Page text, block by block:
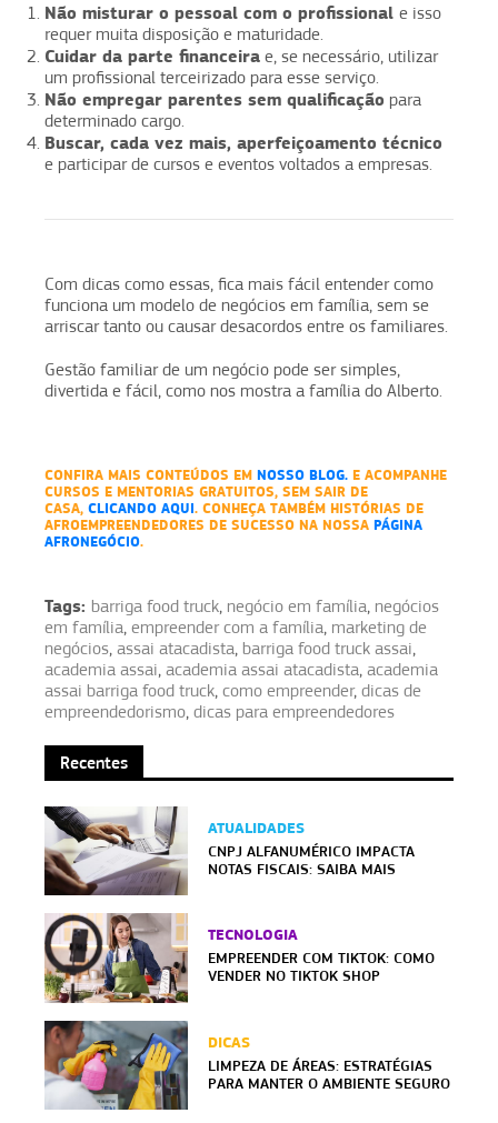
Não misturar o pessoal com o profissional e isso
requer muita disposição e maturidade.
Cuidar da parte financeira e, se necessário, utilizar
um profissional terceirizado para esse serviço.
Não empregar parentes sem qualificação para
determinado cargo.
Buscar, cada vez mais, aperfeiçoamento técnico
e participar de cursos e eventos voltados a empresas.
Com dicas como essas, fica mais fácil entender como
funciona um modelo de negócios em família, sem se
arriscar tanto ou causar desacordos entre os familiares.
Gestão familiar de um negócio pode ser simples,
divertida e fácil, como nos mostra a família do Alberto.
CONFIRA MAIS CONTEÚDOS EM NOSSO BLOG. E ACOMPANHE
CURSOS E MENTORIAS GRATUITOS, SEM SAIR DE
CASA, CLICANDO AQUI. CONHEÇA TAMBÉM HISTÓRIAS DE
AFROEMPREENDEDORES DE SUCESSO NA NOSSA PÁGINA
AFRONEGÓCIO.
Tags: barriga food truck, negócio em família, negócios
em família, empreender com a família, marketing de
negócios, assai atacadista, barriga food truck assai,
academia assai, academia assai atacadista, academia
assai barriga food truck, como empreender, dicas de
empreendedorismo, dicas para empreendedores
Recentes
ATUALIDADES
CNPJ ALFANUMÉRICO IMPACTA
NOTAS FISCAIS: SAIBA MAIS
TECNOLOGIA
EMPREENDER COM TIKTOK: COMO
VENDER NO TIKTOK SHOP
DICAS
LIMPEZA DE ÁREAS: ESTRATÉGIAS
PARA MANTER O AMBIENTE SEGURO